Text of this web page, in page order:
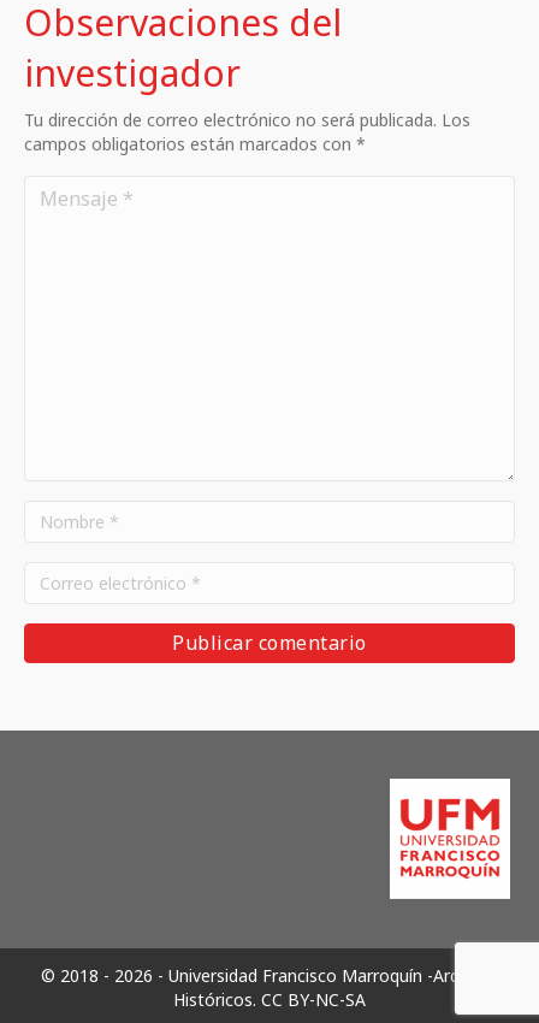
Observaciones del
investigador
Tu dirección de correo electrónico no será publicada. Los
campos obligatorios están marcados con *
© 2018 - 2026 - Universidad Francisco Marroquín -Archivos
Históricos. CC BY-NC-SA